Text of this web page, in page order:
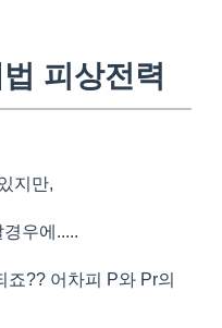
피상전력
지만,
우에.....
죠?? 어차피 P와 Pr의